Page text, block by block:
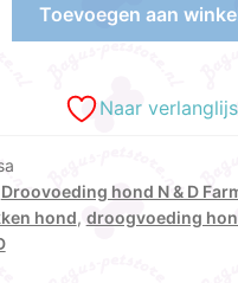
Toevoegen aan
Naar
Droovoeding hond N & D
hond, droogvoeding